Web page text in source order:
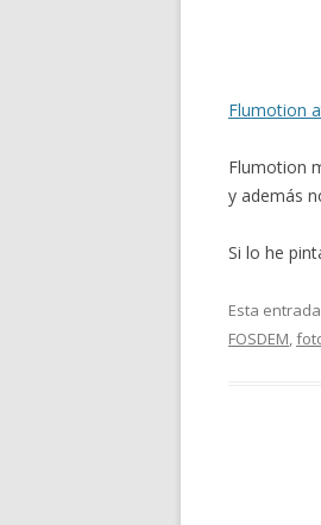
Flumotion
Flumotion
y además
Si lo he
Esta
FOSDEM,